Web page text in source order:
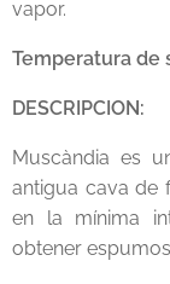
vapor.
Temperatura de
DESCRIPCION:
Muscàndia es
antigua cava de
en la mínima
obtener